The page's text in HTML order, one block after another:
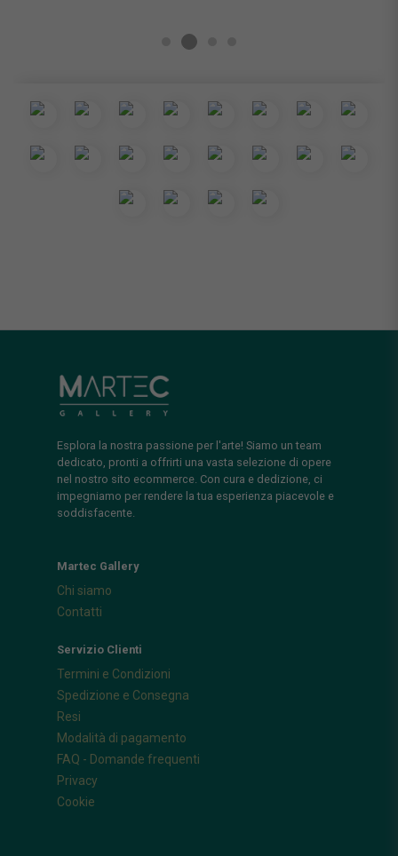
Esplora la nostra passione per l'arte! Siamo un team
dedicato, pronti a offrirti una vasta selezione di opere
nel nostro sito ecommerce. Con cura e dedizione, ci
impegniamo per rendere la tua esperienza piacevole e
soddisfacente.
Martec Gallery
Chi siamo
Contatti
Servizio Clienti
Termini e Condizioni
Spedizione e Consegna
Resi
Modalità di pagamento
FAQ - Domande frequenti
Privacy
Cookie